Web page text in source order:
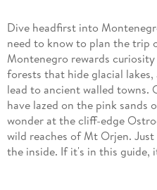
Dive headfirst into
need to know to plan the trip
Montenegro rewards
forests that hide glacial
lead to ancient walled towns.
have lazed on the pink sands
wonder at the cliff-edge
wild reaches of Mt Orjen.
the inside. If it's in this guide,